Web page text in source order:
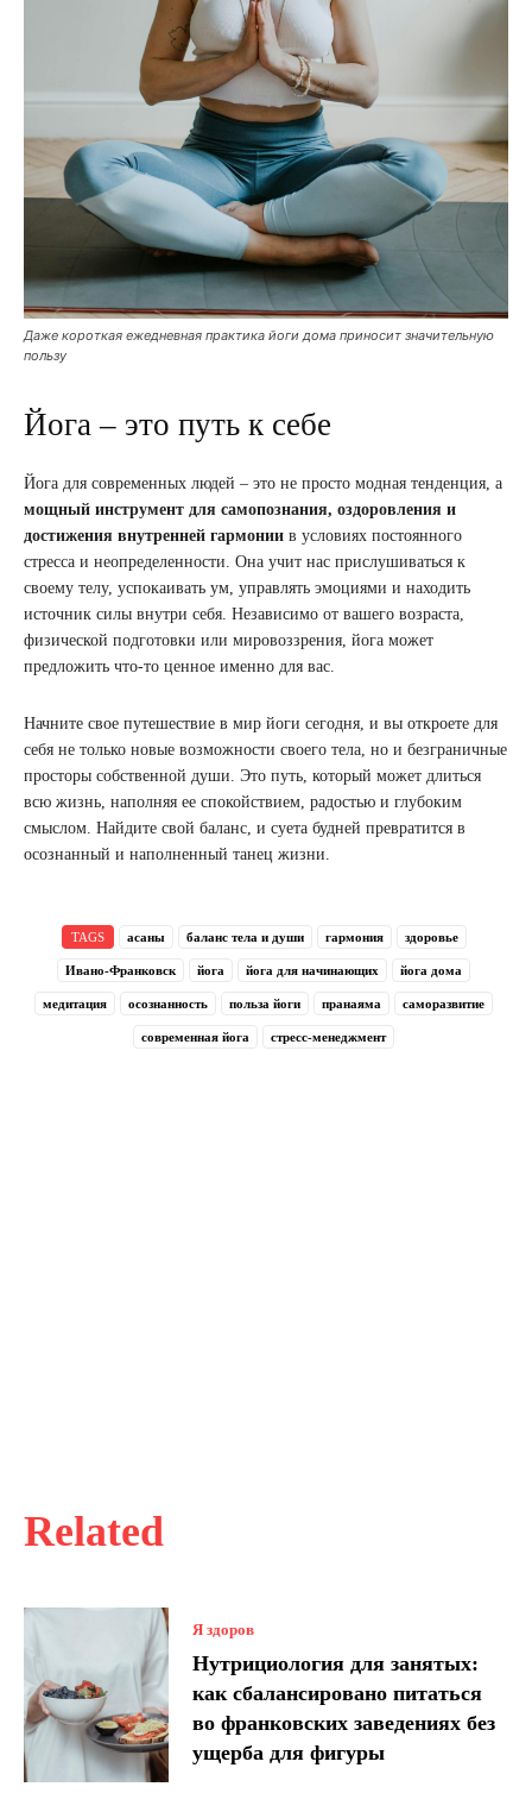
Related
Я здоров
Нутрициология для занятых:
как сбалансировано питаться
во франковских заведениях без
ущерба для фигуры
Даже короткая ежедневная практика йоги дома приносит значительную
пользу
Йога – это путь к себе
Йога для современных людей – это не просто модная тенденция, а
мощный инструмент для самопознания, оздоровления и
достижения внутренней гармонии в условиях постоянного
стресса и неопределенности. Она учит нас прислушиваться к
своему телу, успокаивать ум, управлять эмоциями и находить
источник силы внутри себя. Независимо от вашего возраста,
физической подготовки или мировоззрения, йога может
предложить что-то ценное именно для вас.
Начните свое путешествие в мир йоги сегодня, и вы откроете для
себя не только новые возможности своего тела, но и безграничные
просторы собственной души. Это путь, который может длиться
всю жизнь, наполняя ее спокойствием, радостью и глубоким
смыслом. Найдите свой баланс, и суета будней превратится в
осознанный и наполненный танец жизни.
TAGS асаны баланс тела и души гармония здоровье
Ивано-Франковск йога йога для начинающих йога дома
медитация осознанность польза йоги пранаяма саморазвитие
современная йога стресс-менеджмент